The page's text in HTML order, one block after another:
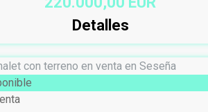
Detalles